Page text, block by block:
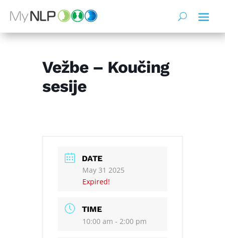
Vežbe – Koučing
sesije
DATE
May 31 2025
Expired!
TIME
10:00 am - 2:00 pm